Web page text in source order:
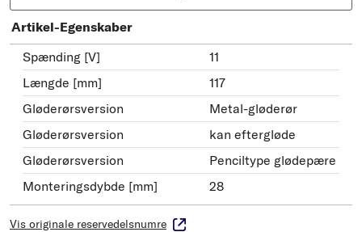
Artikel-Egenskaber
Spænding [V]
11
Længde [mm]
117
Gløderørsversion
Metal-gløderør
Gløderørsversion
kan eftergløde
Gløderørsversion
Penciltype glødepære
Monteringsdybde [mm]
28
Vis originale reservedelsnumre